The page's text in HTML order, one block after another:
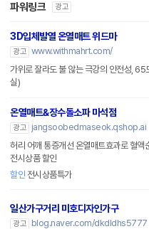
파워링크 광고
3D입체발열 온열매트 위드마
광고 www.withmahrt.com/
가위로 잘라도 불 않는 극강의 안전성, 65
실)
온열매트&장수돌소파 마석점
광고
jangsoobedmaseok.qshop.ai
허리 어깨 통증개선 온열매트효과로 혈액
전시상품 할인
할인 전시상품특가
일산가구거리 미호디자인가구
광고
blog.naver.com/dkdldhs5777